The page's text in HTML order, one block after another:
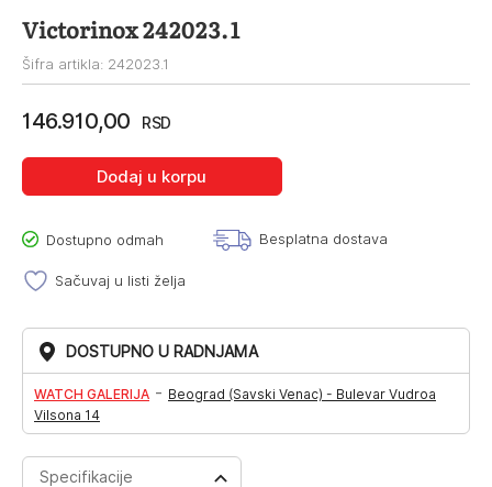
Victorinox 242023.1
Šifra artikla: 242023.1
146.910,00 RSD
Dodaj u korpu
Dostupno odmah Besplatna dostava
Sačuvaj u listi želja
DOSTUPNO U RADNJAMA
WATCH GALERIJA - Beograd (Savski Venac) - Bulevar Vudroa
Vilsona 14
Specifikacije